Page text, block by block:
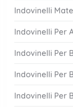
Indovinelli
Indovinelli Per
Indovinelli Per
Indovinelli Per
Indovinelli Per